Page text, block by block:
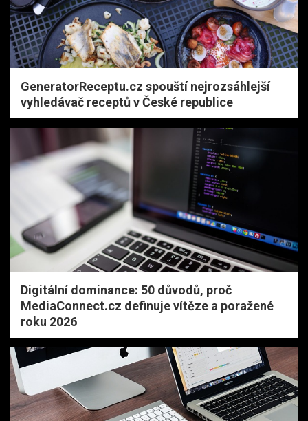
GeneratorReceptu.cz spouští nejrozsáhlejší
vyhledávač receptů v České republice
Digitální dominance: 50 důvodů, proč
MediaConnect.cz definuje vítěze a poražené
roku 2026